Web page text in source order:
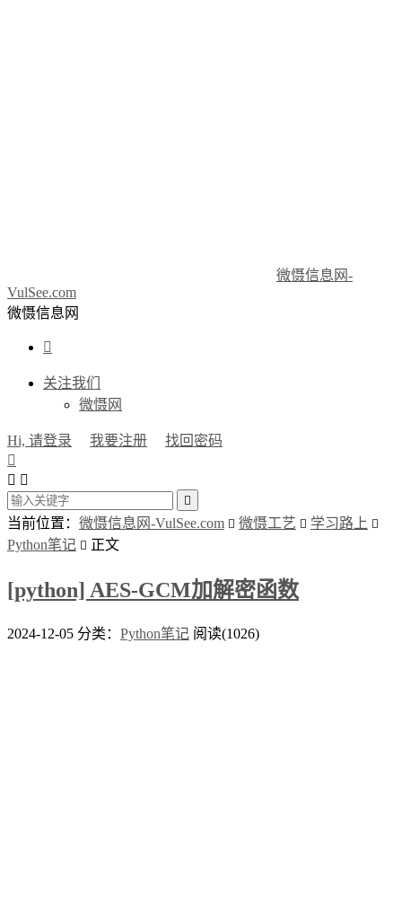
微慑信息网-
VulSee.com
微慑信息网

关注我们
微慑网
Hi, 请登录 我要注册
找回密码

 

当前位置： 微慑信息网-VulSee.com  微慑工艺  学习路上 
Python笔记  正文
[python] AES-GCM加解密函数
2024-12-05 分类： Python笔记 阅读(1026)